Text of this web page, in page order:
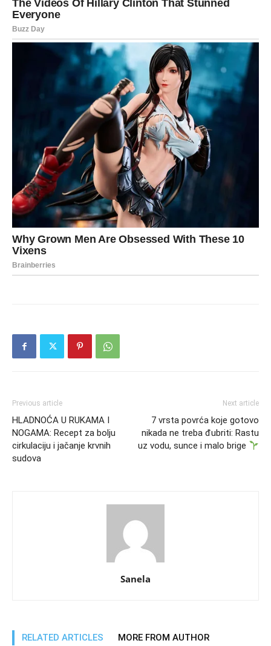
Previous article
HLADNOĆA U RUKAMA I
NOGAMA: Recept za bolju
cirkulaciju i jačanje krvnih
sudova
Next article
7 vrsta povrća koje gotovo
nikada ne treba đubriti: Rastu
uz vodu, sunce i malo brige
Sanela
RELATED ARTICLES MORE FROM AUTHOR